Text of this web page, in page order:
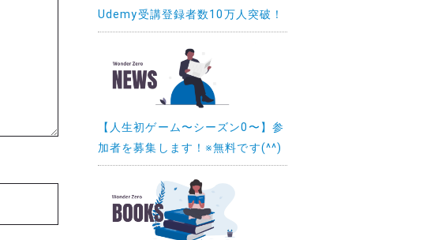
Udemy受講登録者数10万人突破！
【人生初ゲーム〜シーズン0〜】参
加者を募集します！※無料です(^^)